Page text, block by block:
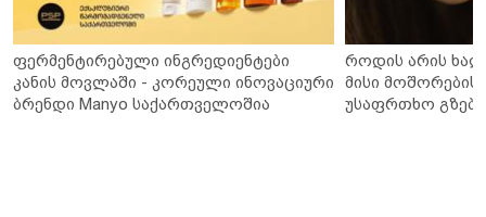
ფერმენტირებული ინგრედიენტები
კანის მოვლაში - კორეული ინოვაციური
ბრენდი Manyo საქართველოშია
როდის არის
მისი მოშორების
უსაფრთხო გზები